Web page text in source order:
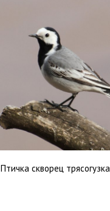
Птичка скворец трясогузка